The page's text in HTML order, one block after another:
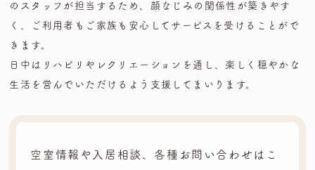
のスタッフが担当するため、顔なじみの関係性が築きやす
く、
ご利用者もご家族も安心してサービスを受けることがで
きます。
日中はリハビリやレクリエーションを通し、楽しく穏やかな
生活を営んでいただけるよう支援してまいります。
空室情報や入居相談、各種お問い合わせはこ